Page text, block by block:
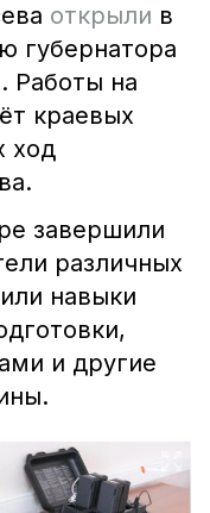
открыли в
губернатора
Работы на
краевых
ход
завершили
различных
навыки
и другие